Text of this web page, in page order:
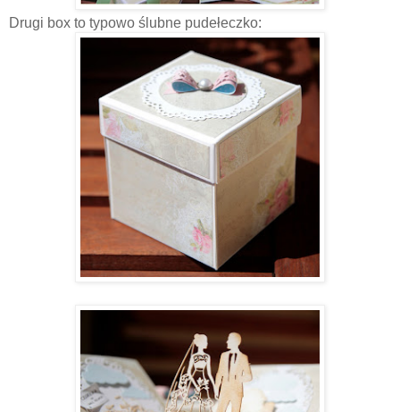
Drugi box to typowo ślubne pudełeczko: